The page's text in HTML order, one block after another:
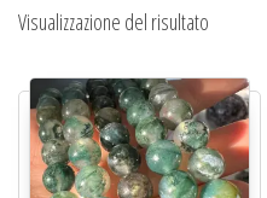
Visualizzazione del risultato